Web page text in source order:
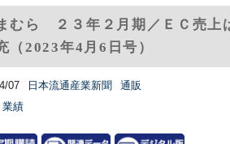
むら ２３年２月期／ＥＣ売上
（2023年4月6日号）
07 日本流通産業新聞
通販
業績